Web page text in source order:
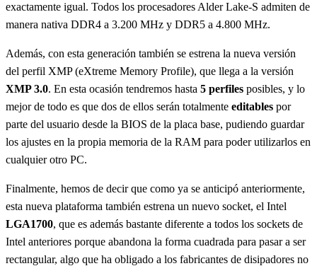
exactamente igual. Todos los procesadores Alder Lake-S admiten de
manera nativa DDR4 a 3.200 MHz y DDR5 a 4.800 MHz.
Además, con esta generación también se estrena la nueva versión
del perfil XMP (eXtreme Memory Profile), que llega a la versión
XMP 3.0. En esta ocasión tendremos hasta 5 perfiles posibles, y lo
mejor de todo es que dos de ellos serán totalmente editables por
parte del usuario desde la BIOS de la placa base, pudiendo guardar
los ajustes en la propia memoria de la RAM para poder utilizarlos en
cualquier otro PC.
Finalmente, hemos de decir que como ya se anticipó anteriormente,
esta nueva plataforma también estrena un nuevo socket, el Intel
LGA1700, que es además bastante diferente a todos los sockets de
Intel anteriores porque abandona la forma cuadrada para pasar a ser
rectangular, algo que ha obligado a los fabricantes de disipadores no